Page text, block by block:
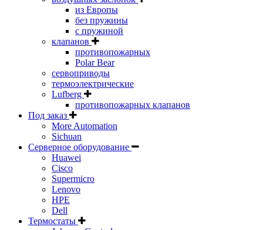
из Европы
без пружины
с пружиной
клапанов
противопожарных
Polar Bear
сервоприводы
термоэлектрические
Lufberg
противопожарных клапанов
Под заказ
More Automation
Sichuan
Серверное оборудование
Huawei
Cisco
Supermicro
Lenovo
HPE
Dell
Термостаты